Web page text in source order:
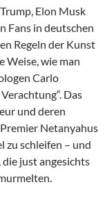
Elon Musk
Fans in deutschen
Regeln der Kunst
Weise, wie man
Carlo
Das
und deren
Netanyahus
zu schleifen – und
die just angesichts